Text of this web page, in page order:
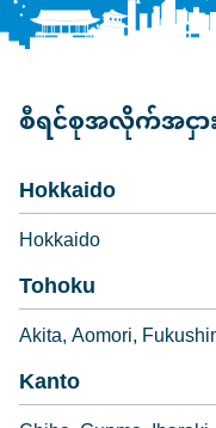
စီရင်စုအလိုက်အငှာ
Hokkaido
Hokkaido
Tohoku
Akita Aomori
Kanto